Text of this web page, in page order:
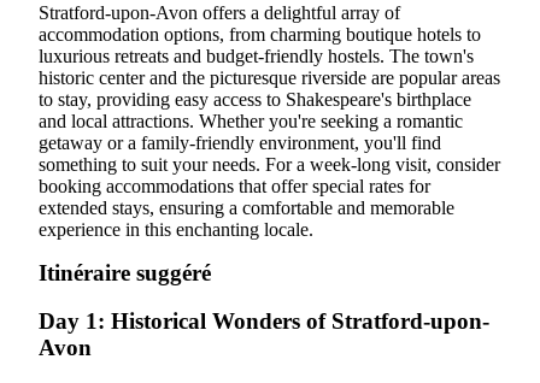
Stratford-upon-Avon offers a delightful array of
accommodation options, from charming boutique hotels to
luxurious retreats and budget-friendly hostels. The town's
historic center and the picturesque riverside are popular areas
to stay, providing easy access to Shakespeare's birthplace
and local attractions. Whether you're seeking a romantic
getaway or a family-friendly environment, you'll find
something to suit your needs. For a week-long visit, consider
booking accommodations that offer special rates for
extended stays, ensuring a comfortable and memorable
experience in this enchanting locale.
Itinéraire suggéré
Day 1: Historical Wonders of Stratford-upon-
Avon